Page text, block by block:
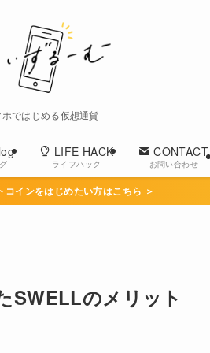
ホではじめる仮想通貨
LIFE HACK
ライフハック
CONTACT
お問い合わせ
コインをはじめたい方はこちら ＞
SWELLのメリット